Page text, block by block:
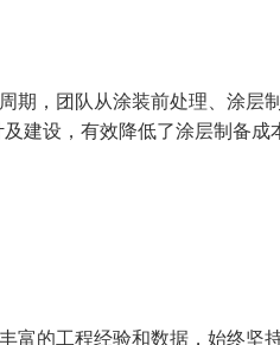
，团队从涂装前处理、涂
建设，有效降低了涂层制备
的工程经验和数据，始终坚